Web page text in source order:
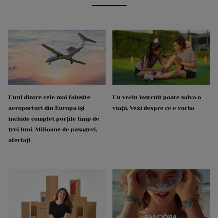
Unul dintre cele mai folosite
aeroporturi din Europa își
închide complet porțile timp de
trei luni. Milioane de pasageri,
afectați
Un vecin instruit poate salva o
viață. Vezi despre ce e vorba